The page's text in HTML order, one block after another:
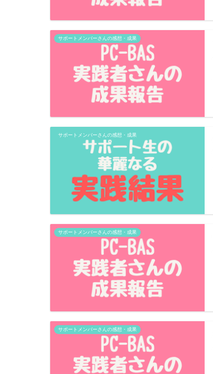
サポートメンバーさんの感想・成果
サポートメンバーさんの感想・成果
サポートメンバーさんの感想・成果
サポートメンバーさんの感想・成果